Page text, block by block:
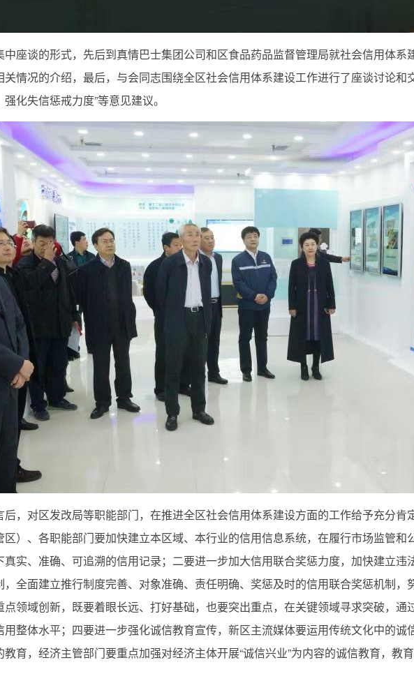
座谈的形式，先后到真情巴士集团公司和区食品药品监督管理局就社会信用体
情况的介绍，最后，与会同志围绕全区社会信用体系建设工作进行了座谈讨论和
化失信惩戒力度”等意见建议。
，对区发改局等职能部门，在推进全区社会信用体系建设方面的工作给予充分肯
）、各职能部门要加快建立本区域、本行业的信用信息系统，在履行市场监管
实、准确、可追溯的信用记录；二要进一步加大信用联合奖惩力度，加快建立
全面建立推行制度完善、对象准确、责任明确、奖惩及时的信用联合奖惩机制
领域创新，既要着眼长远、打好基础，也要突出重点，在关键领域寻求突破，
整体水平；四要进一步强化诚信教育宣传，新区主流媒体要运用传统文化中的
育，经济主管部门要重点加强对经济主体开展“诚信兴业”为内容的诚信教育，教